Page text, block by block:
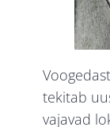
tekitab
vajavad